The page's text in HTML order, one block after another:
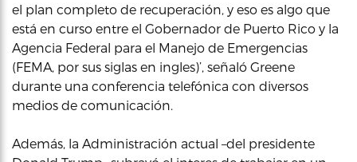
el plan completo de recuperación, y eso es algo que
está en curso entre el Gobernador de Puerto Rico y la
Agencia Federal para el Manejo de Emergencias
(FEMA, por sus siglas en ingles)’, señaló Greene
durante una conferencia telefónica con diversos
medios de comunicación.
Además, la Administración actual –del presidente